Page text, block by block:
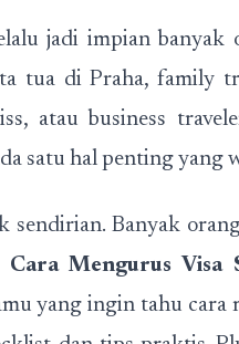
jadi impian
tua di Praha, family
atau business
satu hal penting yang
sendirian. Banyak
Cara Mengurus Visa
yang ingin tahu cara